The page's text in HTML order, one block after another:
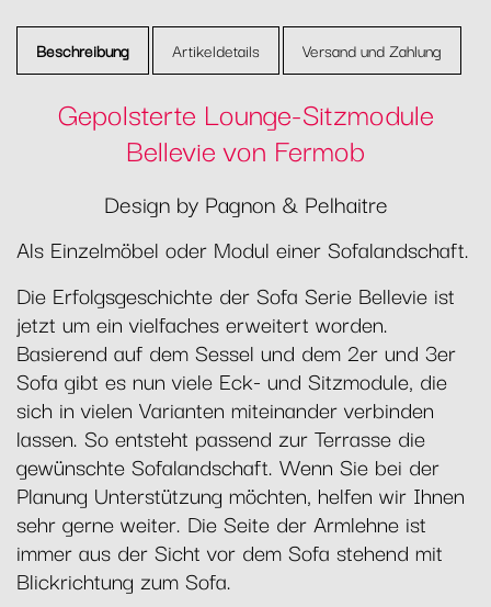
Beschreibung Artikeldetails Versand und Zahlung
Gepolsterte Lounge-Sitzmodule
Bellevie von Fermob
Design by Pagnon & Pelhaitre
Als Einzelmöbel oder Modul einer Sofalandschaft.
Die Erfolgsgeschichte der Sofa Serie Bellevie ist
jetzt um ein vielfaches erweitert worden.
Basierend auf dem Sessel und dem 2er und 3er
Sofa gibt es nun viele Eck- und Sitzmodule, die
sich in vielen Varianten miteinander verbinden
lassen. So entsteht passend zur Terrasse die
gewünschte Sofalandschaft. Wenn Sie bei der
Planung Unterstützung möchten, helfen wir Ihnen
sehr gerne weiter. Die Seite der Armlehne ist
immer aus der Sicht vor dem Sofa stehend mit
Blickrichtung zum Sofa.